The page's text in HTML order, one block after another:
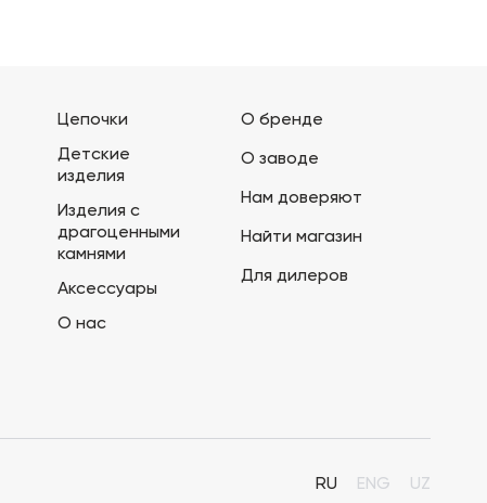
Цепочки
Детские
изделия
Изделия с
драгоценными
камнями
Аксессуары
О нас
О бренде
О заводе
Нам доверяют
Найти магазин
Для дилеров
RU ENG UZ